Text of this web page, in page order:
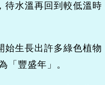
水溫再回到較低溫
生長出許多綠色植
「豐盛年」。